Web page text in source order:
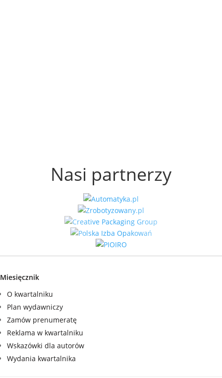
Nasi partnerzy
Miesięcznik
O kwartalniku
Plan wydawniczy
Zamów prenumeratę
Reklama w kwartalniku
Wskazówki dla autorów
Wydania kwartalnika